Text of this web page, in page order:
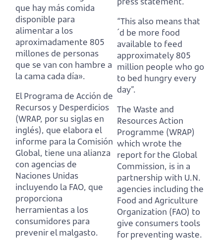
que hay más comida
disponible para
alimentar a los
aproximadamente 805
millones de personas
que se van con hambre a
la cama cada día».
El Programa de Acción de
Recursos y Desperdicios
(WRAP, por su siglas en
inglés), que elabora el
informe para la Comisión
Global, tiene una alianza
con agencias de
Naciones Unidas
incluyendo la FAO, que
proporciona
herramientas a los
consumidores para
prevenir el malgasto.
“This also means that
´d be more food
available to feed
approximately 805
million people who go
to bed hungry every
day”.
The Waste and
Resources Action
Programme (WRAP)
which wrote the
report for the Global
Commission, is in a
partnership with U.N.
agencies including the
Food and Agriculture
Organization (FAO) to
give consumers tools
for preventing waste.